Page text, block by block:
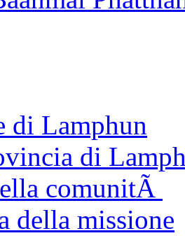
di Lamphun
di
comunitÃ
della missione